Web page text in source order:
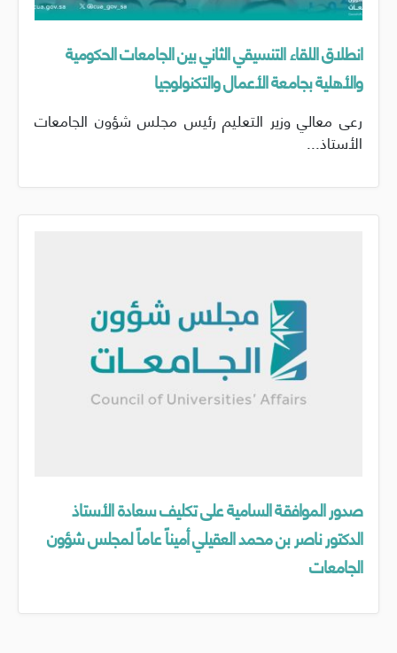
انطلاق اللقاء التنسيقي الثاني بين الجامعات الحكومية
والأهلية بجامعة الأعمال والتكنولوجيا
رعى معالي وزير التعليم رئيس مجلس شؤون الجامعات
الأستاذ...
صدور الموافقة السامية على تكليف سعادة الأستاذ
الدكتور ناصر بن محمد العقيلي أميناً عاماً لمجلس شؤون
الجامعات